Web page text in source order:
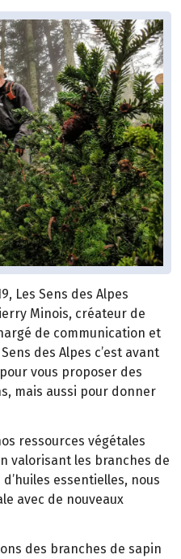
Les Sens des Alpes
Minois, créateur de
de communication et
des Alpes c’est avant
vous proposer des
mais aussi pour donner
ressources végétales
valorisant les branches de
essentielles, nous
avec de nouveaux
des branches de sapin